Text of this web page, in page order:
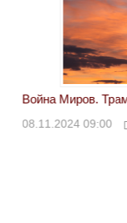
Война Миров.
08.11.2024 09:00